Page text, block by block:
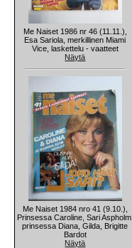
Me Naiset 1986 nr 46 (11.11.),
Esa Sariola, merkillinen Miami
Vice, laskettelu - vaatteet
Näytä
Me Naiset 1984 nro 41 (9.10.),
Prinsessa Caroline, Sari Aspholm,
prinsessa Diana, Gilda, Brigitte
Bardot
Näytä